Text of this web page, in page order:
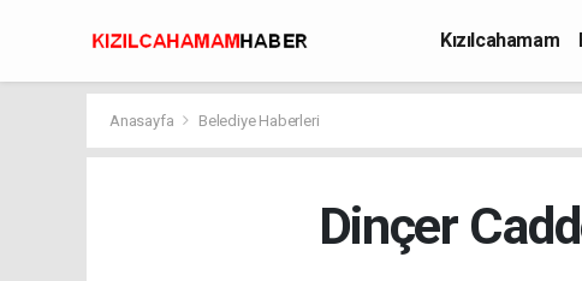
Kızılcahamam
Anasayfa Belediye Haberleri
Dinçer